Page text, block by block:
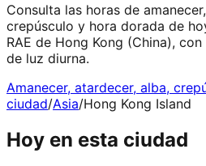
Consulta las horas de
crepúsculo y hora dorada de
RAE de Hong Kong (China),
de luz diurna.
Amanecer, atardecer, alba,
ciudad/Asia/Hong Kong Island
Hoy en esta ciudad